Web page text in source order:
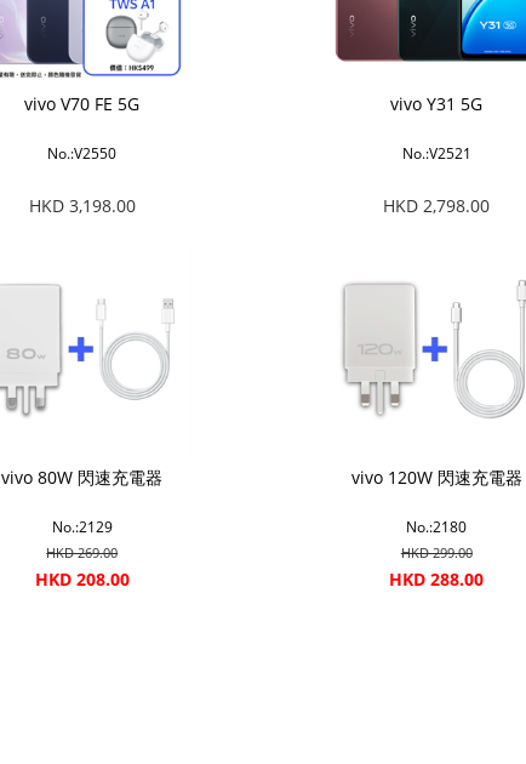
vivo V70 FE 5G
No.:V2550
HKD 3,198.00
vivo Y31 5G
No.:V2521
HKD 2,798.00
vivo 80W 閃速充電器
No.:2129
HKD 269.00
HKD 208.00
vivo 120W 閃速充電器
No.:2180
HKD 299.00
HKD 288.00